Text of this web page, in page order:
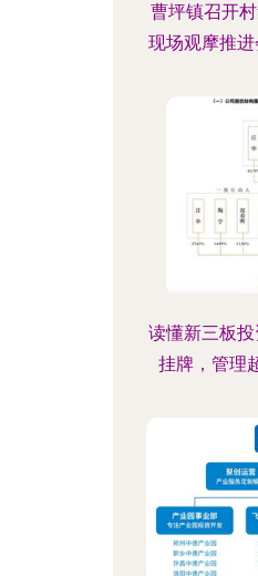
曹坪镇召开
现场观摩推
读懂新三板
挂牌，管理